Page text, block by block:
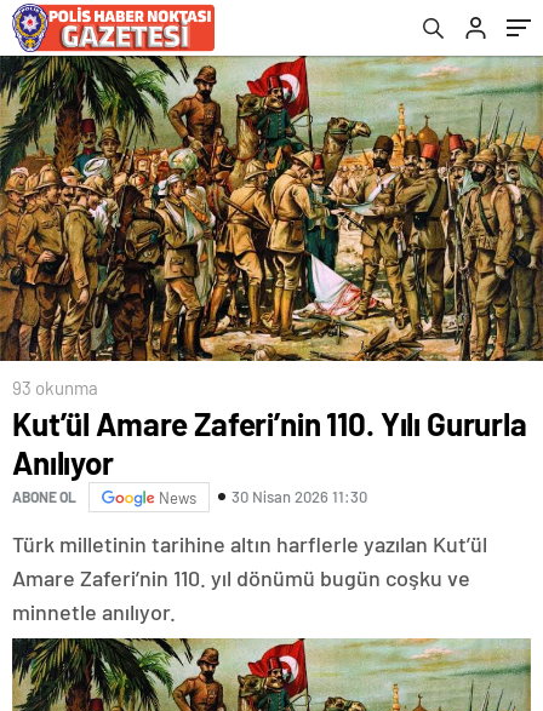
93 okunma
Kut’ül Amare Zaferi’nin 110. Yılı Gururla
Anılıyor
ABONE OL News 30 Nisan 2026 11:30
Türk milletinin tarihine altın harflerle yazılan Kut’ül
Amare Zaferi’nin 110. yıl dönümü bugün coşku ve
minnetle anılıyor.